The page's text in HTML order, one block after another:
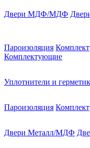
Двери МДФ/МДФ
Пароизоляция
Комплектующие
Уплотнители и
Пароизоляция
Двери Металл/МДФ